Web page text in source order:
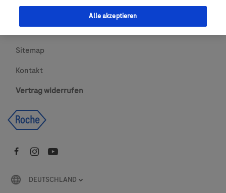
Newsletter abonnieren
Sitemap
Kontakt
Vertrag widerrufen
DEUTSCHLAND
Alle akzeptieren